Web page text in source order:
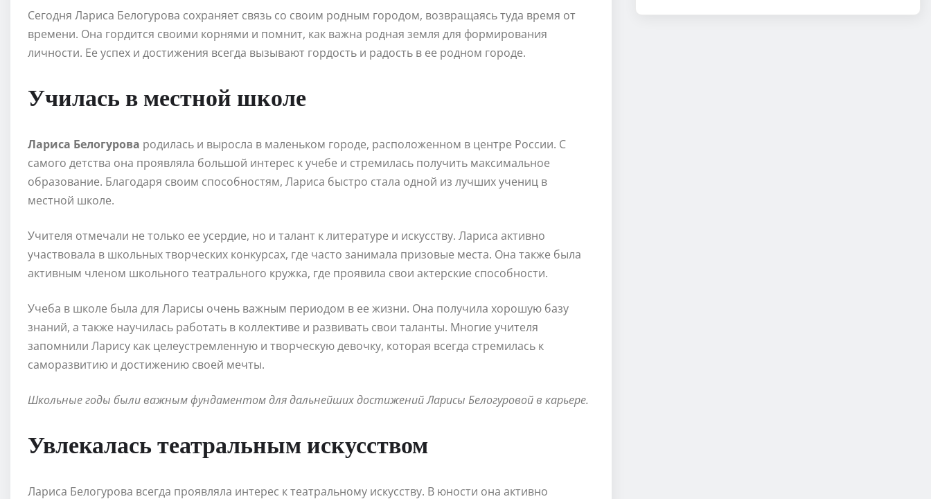
Сегодня Лариса Белогурова сохраняет связь со своим родным городом, возвращаясь туда время от
времени. Она гордится своими корнями и помнит, как важна родная земля для формирования
личности. Ее успех и достижения всегда вызывают гордость и радость в ее родном городе.
Училась в местной школе
Лариса Белогурова родилась и выросла в маленьком городе, расположенном в центре России. С
самого детства она проявляла большой интерес к учебе и стремилась получить максимальное
образование. Благодаря своим способностям, Лариса быстро стала одной из лучших учениц в
местной школе.
Учителя отмечали не только ее усердие, но и талант к литературе и искусству. Лариса активно
участвовала в школьных творческих конкурсах, где часто занимала призовые места. Она также была
активным членом школьного театрального кружка, где проявила свои актерские способности.
Учеба в школе была для Ларисы очень важным периодом в ее жизни. Она получила хорошую базу
знаний, а также научилась работать в коллективе и развивать свои таланты. Многие учителя
запомнили Ларису как целеустремленную и творческую девочку, которая всегда стремилась к
саморазвитию и достижению своей мечты.
Школьные годы были важным фундаментом для дальнейших достижений Ларисы Белогуровой в карьере.
Увлекалась театральным искусством
Лариса Белогурова всегда проявляла интерес к театральному искусству. В юности она активно